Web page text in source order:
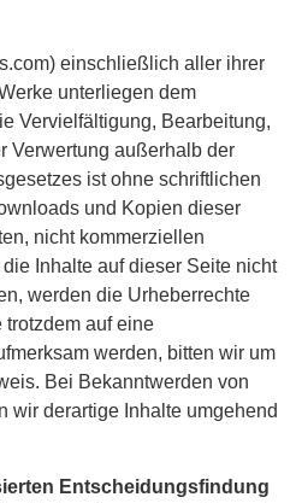
einschließlich aller ihrer
unterliegen dem
Vervielfältigung, Bearbeitung,
Verwertung außerhalb der
ist ohne schriftlichen
und Kopien dieser
nicht kommerziellen
Inhalte auf dieser Seite nicht
werden die Urheberrechte
trotzdem auf eine
werden, bitten wir um
Bei Bekanntwerden von
wir derartige Inhalte umgehend
Entscheidungsfindung